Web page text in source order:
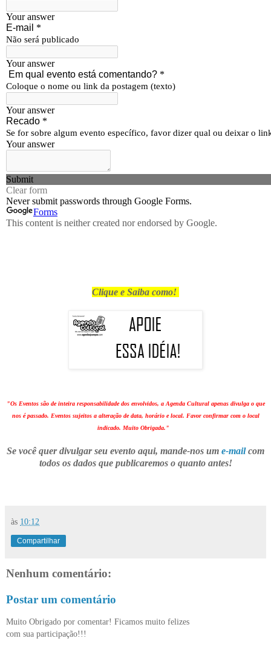
Clique e Saiba como!
"Os Eventos são de inteira responsabilidade dos envolvidos, a Agenda Cultural apenas divulga o que
nos é passado. Eventos sujeitos a alteração de data, horário e local. Favor confirmar com o local
indicado. Muito Obrigada."
Se você quer divulgar seu evento aqui, mande-nos um e-mailcom
todos os dados que publicaremos o quanto antes!
às 10:12
Compartilhar
Nenhum comentário:
Postar um comentário
Muito Obrigado por comentar! Ficamos muito felizes
com sua participação!!!